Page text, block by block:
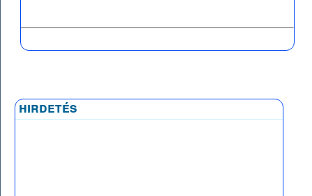
hirdetés